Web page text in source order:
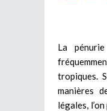
La
tropiques.
manières
légales,